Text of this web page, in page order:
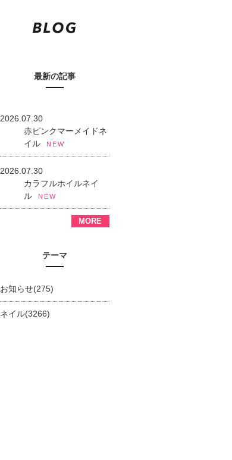
最新の記事
2026.07.30
赤ピンクマーメイドネ
イル
NEW
2026.07.30
カラフルホイルネイ
ル
NEW
MORE
テーマ
お知らせ(275)
ネイル(3266)